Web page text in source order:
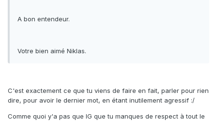
A bon entendeur.
Votre bien aimé Niklas.
C'est exactement ce que tu viens de faire en fait, parler pour rien
dire, pour avoir le dernier mot, en étant inutilement agressif :/
Comme quoi y'a pas que IG que tu manques de respect à tout le